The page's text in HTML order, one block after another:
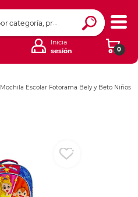
0
Inicia
sesión
Mochila Escolar Fotorama Bely y Beto Niños
Ingresar Codigo